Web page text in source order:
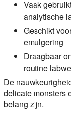
Vaak
analytische
Geschikt
emulgering
Draagbaar
routine
De
delicate monsters
belang zijn.